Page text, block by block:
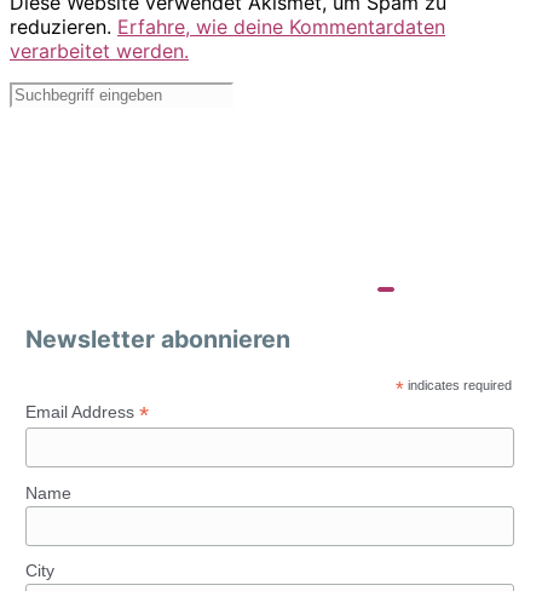
reduzieren. Erfahre, wie deine Kommentardaten
verarbeitet werden.
Newsletter abonnieren
* indicates required
Email Address *
Name
City